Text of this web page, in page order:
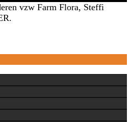
vzw Farm Flora, Steffi